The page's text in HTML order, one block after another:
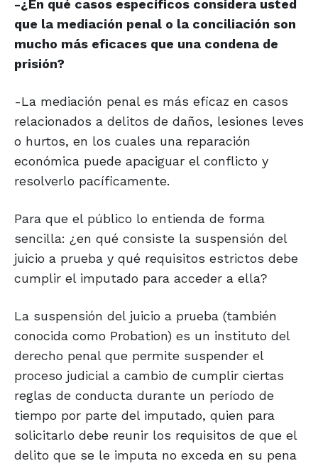
-¿En qué casos específicos considera usted
que la mediación penal o la conciliación son
mucho más eficaces que una condena de
prisión?
-La mediación penal es más eficaz en casos
relacionados a delitos de daños, lesiones leves
o hurtos, en los cuales una reparación
económica puede apaciguar el conflicto y
resolverlo pacíficamente.
Para que el público lo entienda de forma
sencilla: ¿en qué consiste la suspensión del
juicio a prueba y qué requisitos estrictos debe
cumplir el imputado para acceder a ella?
La suspensión del juicio a prueba (también
conocida como Probation) es un instituto del
derecho penal que permite suspender el
proceso judicial a cambio de cumplir ciertas
reglas de conducta durante un período de
tiempo por parte del imputado, quien para
solicitarlo debe reunir los requisitos de que el
delito que se le imputa no exceda en su pena